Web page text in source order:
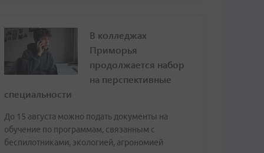
В колледжах
Приморья
продолжается набор
на перспективные
специальности
До 15 августа можно подать документы на
обучение по программам, связанным с
беспилотниками, экологией, агрономией